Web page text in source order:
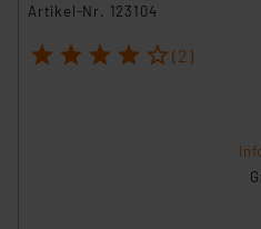
Artikel-Nr. 123104
1 2 3 4 5 (2)